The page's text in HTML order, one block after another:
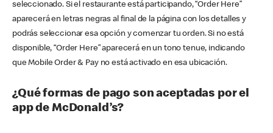
seleccionado. Si el restaurante está participando, “Order Here”
aparecerá en letras negras al final de la página con los detalles y
podrás seleccionar esa opción y comenzar tu orden. Si no está
disponible, “Order Here” aparecerá en un tono tenue, indicando
que Mobile Order & Pay no está activado en esa ubicación.
¿Qué formas de pago son aceptadas por el
app de McDonald’s?